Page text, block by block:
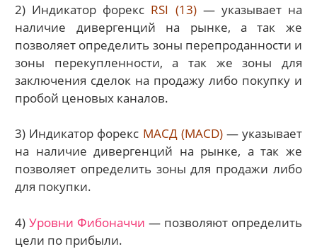
2) Индикатор форекс RSI (13)— указывает на
наличие дивергенций на рынке, а так же
позволяет определить зоны перепроданности и
зоны перекупленности, а так же зоны для
заключения сделок на продажу либо покупку и
пробой ценовых каналов.
3) Индикатор форекс МАСД (MACD)— указывает
на наличие дивергенций на рынке, а так же
позволяет определить зоны для продажи либо
для покупки.
4)Уровни Фибоначчи — позволяют определить
цели по прибыли.